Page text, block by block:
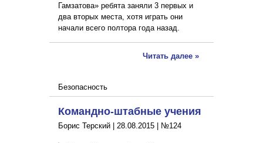
Гамзатова» ребята заняли 3 первых и
два вторых места, хотя играть они
начали всего полтора года назад.
Читать далее »
Безопасность
Командно-штабные учения
Борис Терский | 28.08.2015 №124